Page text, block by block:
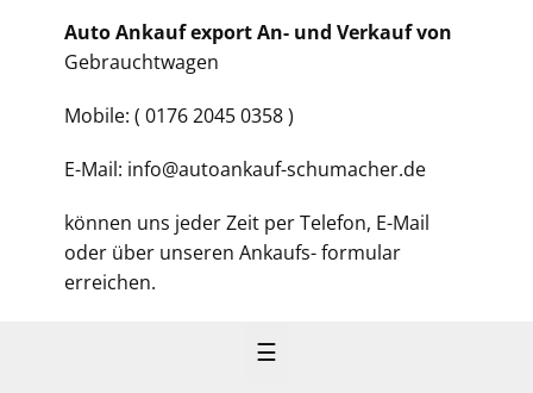
Auto Ankauf export An- und Verkauf von
Gebrauchtwagen
Mobile: ( 0176 2045 0358 )
E-Mail: info@autoankauf-schumacher.de
können uns jeder Zeit per Telefon, E-Mail
oder über unseren Ankaufs- formular
erreichen.
☰